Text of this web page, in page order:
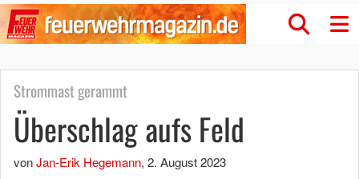
Strommast gerammt
Überschlag aufs Feld
vonJan-Erik Hegemann, 2. August 2023